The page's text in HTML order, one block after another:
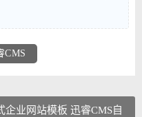
CMS
业网站模板 迅睿CMS自